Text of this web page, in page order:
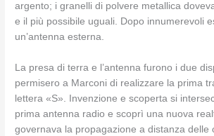
argento; i granelli di polvere metallica
e il più possibile uguali. Dopo innumerevoli
un’antenna esterna.
La presa di terra e l’antenna furono i due
permisero a Marconi di realizzare la prima
lettera «S». Invenzione e scoperta si
prima antenna radio e scoprì una nuova
governava la propagazione a distanza delle